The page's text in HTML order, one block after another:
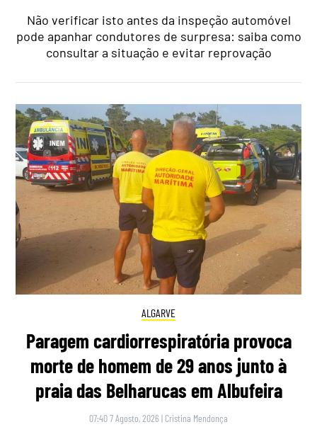
Não verificar isto antes da inspeção automóvel
pode apanhar condutores de surpresa: saiba como
consultar a situação e evitar reprovação
ALGARVE
Paragem cardiorrespiratória provoca
morte de homem de 29 anos junto à
praia das Belharucas em Albufeira
07:40 7 Agosto, 2026 | Cristina Mendonça